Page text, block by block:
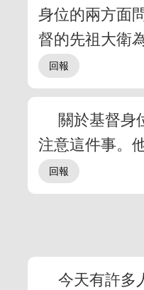
身位的兩方面
督的先祖大衛
關於基督身
注意這件事。
今天有許多